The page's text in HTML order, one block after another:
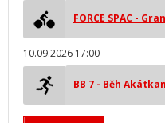
FORCE SPAC -
10.09.2026 17:00
BB 7 - Běh